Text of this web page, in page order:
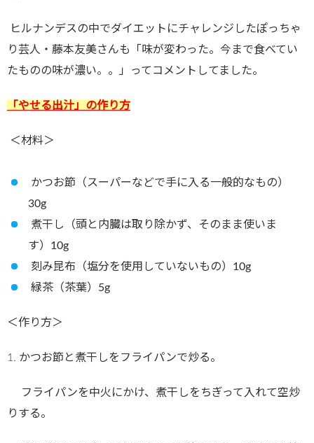
ヒルナンデスの中でダイエットにチャレンジしたぽっちゃ
り芸人・藤本友美さんも「味が変わった。今まで食べてい
たものの味が濃い。。」ってコメントしてました。
「やせる出汁」の作り方
＜材料＞
かつお節（スーパーなどで手に入る一般的なもの）
30g
煮干し（頭と内臓は取り除かず、そのまま使いま
す） 10g
刻み昆布（塩分を使用していないもの） 10g
緑茶（茶葉） 5g
＜作り方＞
1. かつお節と煮干しをフライパンで炒る。
フライパンを中火にかけ、煮干しをちぎって入れて空炒
りする。